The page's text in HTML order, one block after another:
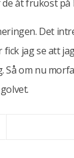
åt frukost på
Det
jag se att
Så om nu